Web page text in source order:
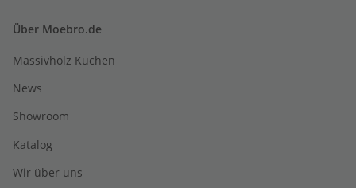
Über Moebro.de
Massivholz Küchen
News
Showroom
Katalog
Wir über uns